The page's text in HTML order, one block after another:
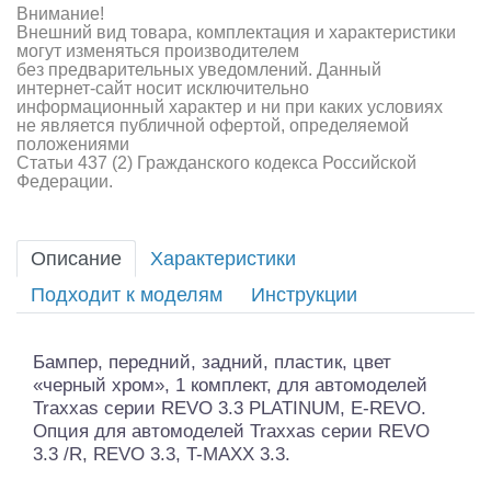
Внимание!
Внешний вид товара, комплектация и характеристики
могут изменяться производителем
без предварительных уведомлений. Данный
интернет-сайт носит исключительно
информационный характер и ни при каких условиях
не является публичной офертой, определяемой
положениями
Статьи 437 (2) Гражданского кодекса Российской
Федерации.
Описание
Характеристики
Подходит к моделям
Инструкции
Бампер, передний, задний, пластик, цвет
«черный хром», 1 комплект, для автомоделей
Traxxas серии REVO 3.3 PLATINUM, E-REVO.
Опция для автомоделей Traxxas серии REVO
3.3 /R, REVO 3.3, T-MAXX 3.3.